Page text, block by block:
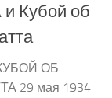
Кубой об
ОБ
29 мая 1934